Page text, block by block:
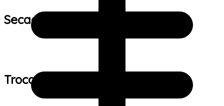
Secagem:
Trocas e devoluções: